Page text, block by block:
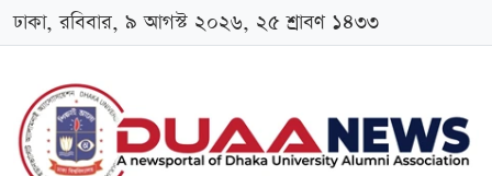
ঢাকা, রবিবার, ৯ আগস্ট ২০২৬, ২৫ শ্রাবণ ১৪৩৩